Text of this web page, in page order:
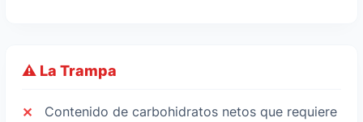
⚠️ La Trampa
Contenido de carbohidratos netos que requiere